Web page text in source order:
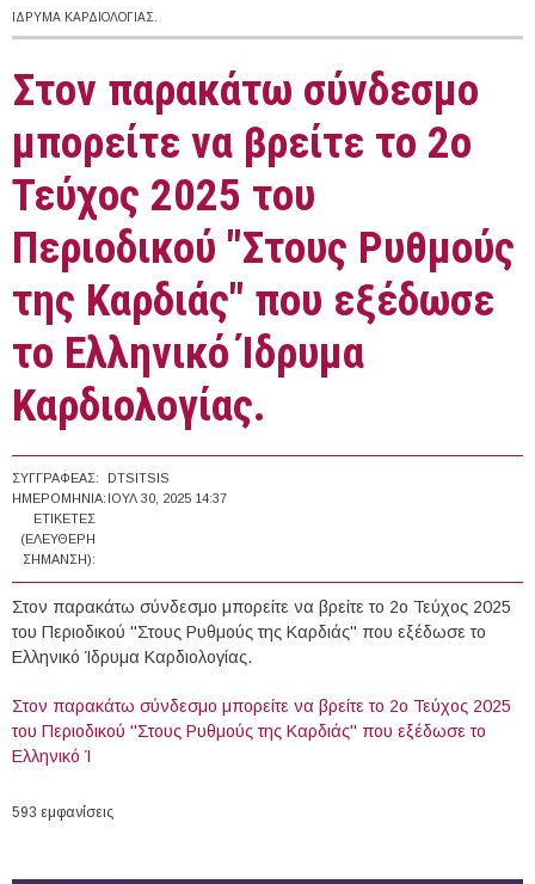
ΊΔΡΥΜΑ ΚΑΡΔΙΟΛΟΓΊΑΣ.
Στον παρακάτω σύνδεσμο
μπορείτε να βρείτε το 2ο
Τεύχος 2025 του
Περιοδικού "Στους Ρυθμούς
της Καρδιάς" που εξέδωσε
το Ελληνικό Ίδρυμα
Καρδιολογίας.
ΣΥΓΓΡΑΦΈΑΣ:
DTSITSIS
ΗΜΕΡΟΜΗΝΊΑ: ΙΟΥΛ 30, 2025 14:37
ΕΤΙΚΈΤΕΣ
(ΕΛΕΎΘΕΡΗ
ΣΉΜΑΝΣΗ):
Στον παρακάτω σύνδεσμο μπορείτε να βρείτε το 2ο Τεύχος 2025
του Περιοδικού "Στους Ρυθμούς της Καρδιάς" που εξέδωσε το
Ελληνικό Ίδρυμα Καρδιολογίας.
Στον παρακάτω σύνδεσμο μπορείτε να βρείτε το 2ο Τεύχος 2025
του Περιοδικού "Στους Ρυθμούς της Καρδιάς" που εξέδωσε το
Ελληνικό Ί
593 εμφανίσεις